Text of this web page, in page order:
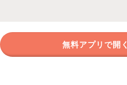
無料アプリで開く